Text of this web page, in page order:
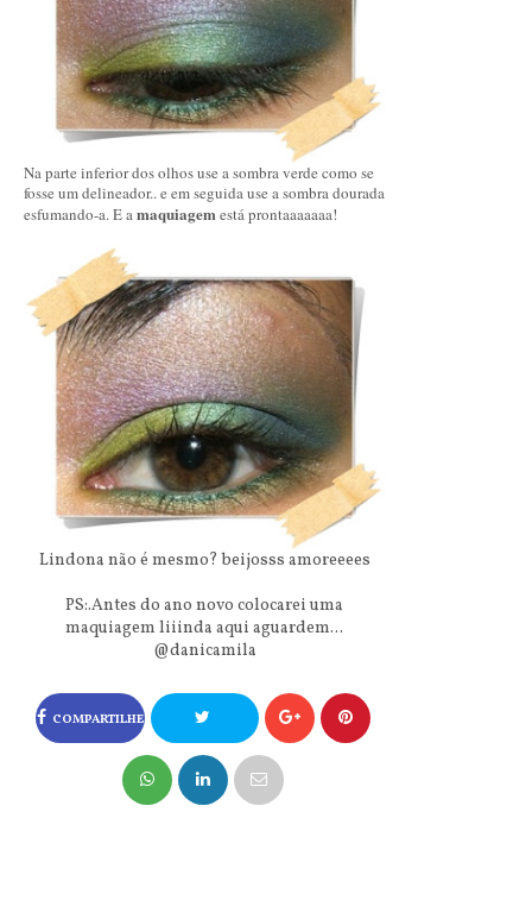
Na parte inferior dos olhos use a sombra verde como se
fosse um delineador.. e em seguida use a sombra dourada
esfumando-a. E amaquiagemestá prontaaaaaaa!
Lindona não é mesmo? beijosss amoreeees
PS:.Antes do ano novo colocarei uma
maquiagem liiinda aqui aguardem...
@danicamila
COMPARTILHE
NO FACEBOOK COMPARTILHE